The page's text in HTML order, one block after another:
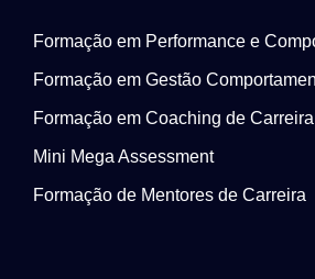
Formação em Performance e
Formação em Gestão
Formação em Coaching de Carreira
Mini Mega Assessment
Formação de Mentores de Carreira